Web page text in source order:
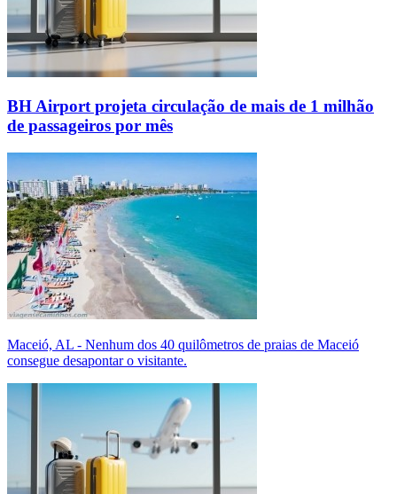
BH Airport projeta circulação de mais de 1 milhão
de passageiros por mês
Maceió, AL - Nenhum dos 40 quilômetros de praias de Maceió
consegue desapontar o visitante.